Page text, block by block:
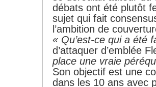
débats ont été plutôt
sujet qui fait
l’ambition de
« Qu’est-ce qui a été
d’attaquer d’emblée
place une vraie
Son objectif est une
dans les 10 ans avec